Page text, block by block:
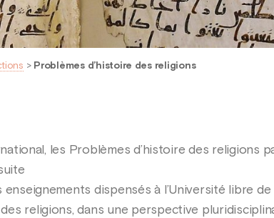
> Problèmes d’histoire des religions
les Problèmes d’histoire des religions
dispensés à l’Université libre de
religions, dans une perspective